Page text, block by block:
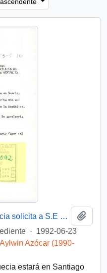
Carta del Embajador de Suecia solicita a S.E una audiencia para Junio de 1992
· 1992-06-23
Azócar (1990-
estará en Santiago